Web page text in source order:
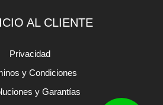
AL CLIENTE
Privacidad
y Condiciones
y Garantías